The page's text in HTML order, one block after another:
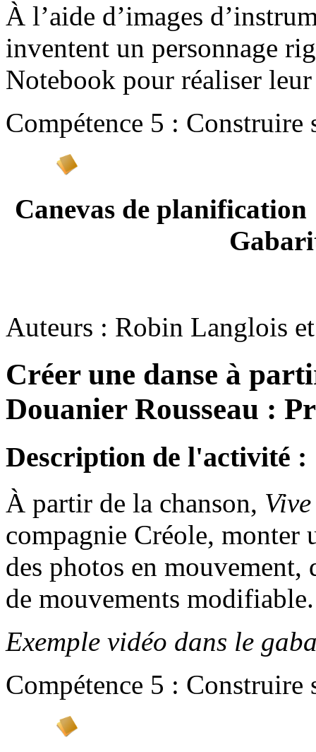
À l’aide d’images
inventent un personnage
Notebook pour réaliser
Compétence 5 : Construire
Canevas de
Auteurs : Robin Langlois
Créer une danse à
Douanier Rousseau :
Description de l'activité :
À partir de la chanson,
compagnie Créole, monter
des photos en mouvement,
de mouvements modifiable.
Exemple vidéo dans le
Compétence 5 : Construire